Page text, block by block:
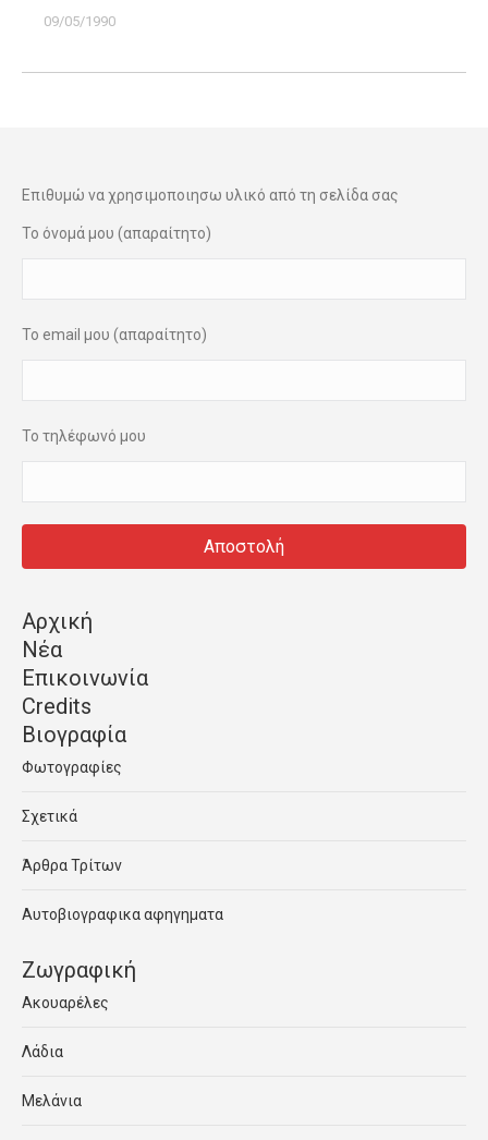
09/05/1990
Επιθυμώ να χρησιμοποιησω υλικό από τη σελίδα σας
Το όνομά μου (απαραίτητο)
Το email μου (απαραίτητο)
Το τηλέφωνό μου
Αρχική
Νέα
Επικοινωνία
Credits
Βιογραφία
Φωτογραφίες
Σχετικά
Άρθρα Τρίτων
Αυτοβιογραφικα αφηγηματα
Ζωγραφική
Ακουαρέλες
Λάδια
Μελάνια